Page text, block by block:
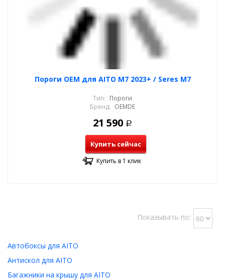
Пороги OEM для AITO M7 2023+ / Seres M7
Тип: Пороги
Бренд: OEMDE
21 590 Р
Купить сейчас
Купить в 1 клик
Показывать по:
Автобоксы для AITO
Антискол для AITO
Багажники на крышу для AITO